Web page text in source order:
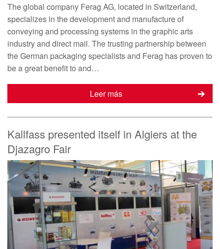
The global company Ferag AG, located in Switzerland,
specializes in the development and manufacture of
conveying and processing systems in the graphic arts
industry and direct mail. The trusting partnership between
the German packaging specialists and Ferag has proven to
be a great benefit to and…
Leer más
Kallfass presented itself in Algiers at the
Djazagro Fair